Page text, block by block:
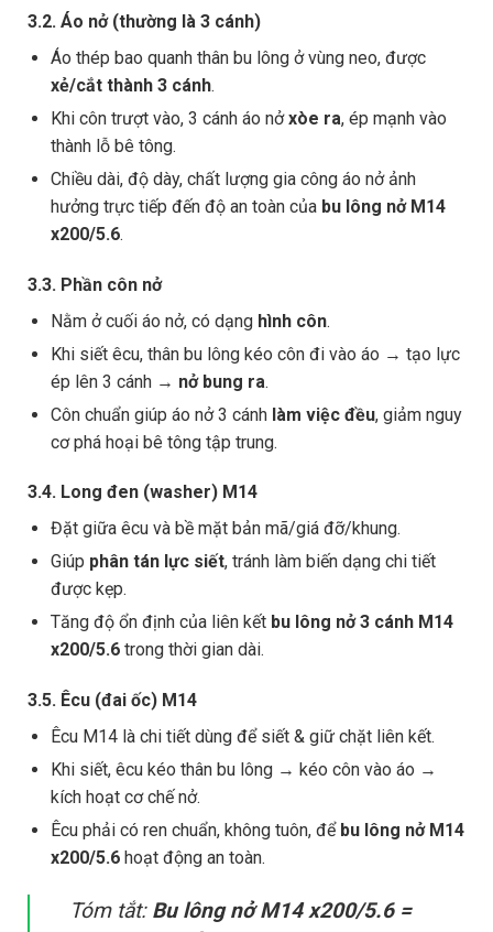
3.2. Áo nở (thường là 3 cánh)
Áo thép bao quanh thân bu lông ở vùng neo, được
xẻ/cắt thành 3 cánh.
Khi côn trượt vào, 3 cánh áo nởxòe ra, ép mạnh vào
thành lỗ bê tông.
Chiều dài, độ dày, chất lượng gia công áo nở ảnh
hưởng trực tiếp đến độ an toàn của bu lông nở M14
x200/5.6.
3.3. Phần côn nở
Nằm ở cuối áo nở, có dạng hình côn.
Khi siết êcu, thân bu lông kéo côn đi vào áo → tạo lực
ép lên 3 cánh → nở bung ra.
Côn chuẩn giúp áo nở 3 cánh làm việc đều, giảm nguy
cơ phá hoại bê tông tập trung.
3.4. Long đen (washer) M14
Đặt giữa êcu và bề mặt bản mã/giá đỡ/khung.
Giúp phân tán lực siết, tránh làm biến dạng chi tiết
được kẹp.
Tăng độ ổn định của liên kết bu lông nở 3 cánh M14
x200/5.6trong thời gian dài.
3.5. Êcu (đai ốc) M14
Êcu M14 là chi tiết dùng để siết & giữ chặt liên kết.
Khi siết, êcu kéo thân bu lông → kéo côn vào áo →
kích hoạt cơ chế nở.
Êcu phải có ren chuẩn, không tuôn, để bu lông nở M14
x200/5.6hoạt động an toàn.
Tóm tắt: Bu lông nở M14 x200/5.6 =